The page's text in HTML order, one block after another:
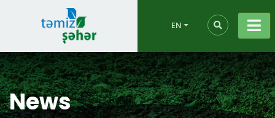
EN
News